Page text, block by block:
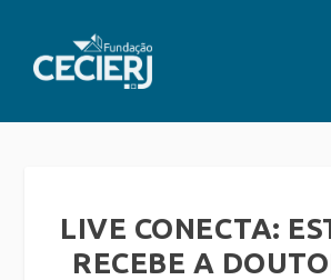
LIVE CONECTA:
RECEBE A